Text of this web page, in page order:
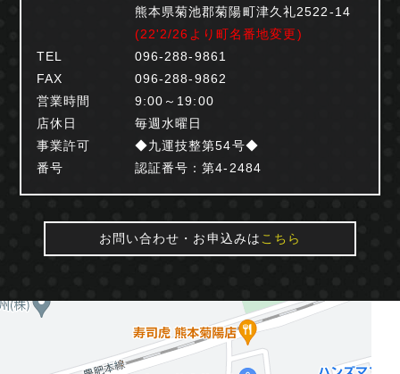
熊本県菊池郡菊陽町津久礼2522-14
(22'2/26より町名番地変更)
TEL
096-288-9861
FAX
096-288-9862
営業時間
9:00～19:00
店休日
毎週水曜日
事業許可
番号
◆九運技整第54号◆
認証番号：第4-2484
お問い合わせ・お申込みはこちら